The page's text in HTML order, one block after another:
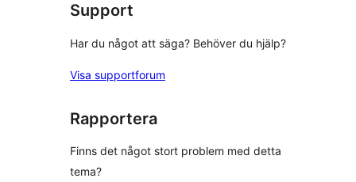
Support
Har du något att säga? Behöver du hjälp?
Visa supportforum
Rapportera
Finns det något stort problem med detta
tema?